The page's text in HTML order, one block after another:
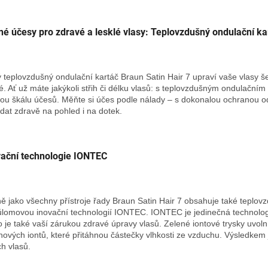
účesy pro zdravé a lesklé vlasy: Teplovzdušný ondulační
teplovzdušný ondulační kartáč Braun Satin Hair 7 upraví vaše vlasy
Ať už máte jakýkoli střih či délku vlasů: s teplovzdušným
škálu účesů. Měňte si účes podle nálady – s dokonalou ochranou
zdravě na pohled i na dotek.
technologie IONTEC
jako všechny přístroje řady Braun Satin Hair 7 obsahuje také
inovační technologií IONTEC. IONTEC je jedinečná
je také vaší zárukou zdravé úpravy vlasů. Zelené iontové trysky
iontů, které přitáhnou částečky vlhkosti ze vzduchu.
vlasů.